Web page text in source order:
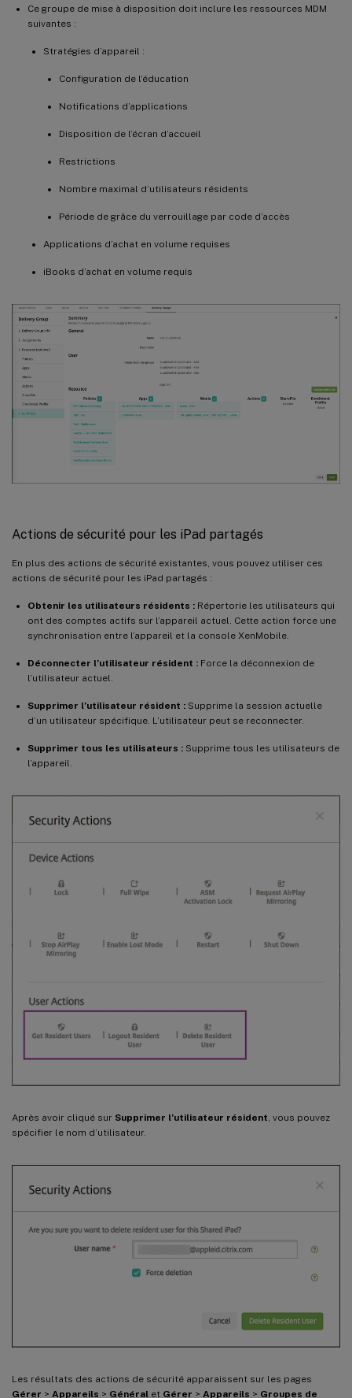
Ce groupe de mise à disposition doit inclure les ressources MDM
suivantes :
Stratégies d’appareil :
Configuration de l’éducation
Notifications d’applications
Disposition de l’écran d’accueil
Restrictions
Nombre maximal d’utilisateurs résidents
Période de grâce du verrouillage par code d’accès
Applications d’achat en volume requises
iBooks d’achat en volume requis
Actions de sécurité pour les iPad partagés
En plus des actions de sécurité existantes, vous pouvez utiliser ces
actions de sécurité pour les iPad partagés :
Obtenir les utilisateurs résidents : Répertorie les utilisateurs qui
ont des comptes actifs sur l’appareil actuel. Cette action force une
synchronisation entre l’appareil et la console XenMobile.
Déconnecter l’utilisateur résident : Force la déconnexion de
l’utilisateur actuel.
Supprimer l’utilisateur résident : Supprime la session actuelle
d’un utilisateur spécifique. L’utilisateur peut se reconnecter.
Supprimer tous les utilisateurs : Supprime tous les utilisateurs de
l’appareil.
Après avoir cliqué sur Supprimer l’utilisateur résident, vous pouvez
spécifier le nom d’utilisateur.
Les résultats des actions de sécurité apparaissent sur les pages
Gérer > Appareils > Général et Gérer > Appareils > Groupes de